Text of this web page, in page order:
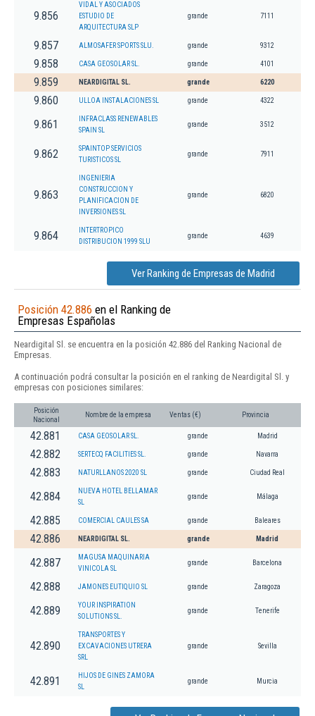
9.856
VIDAL Y ASOCIADOS
ESTUDIO DE
ARQUITECTURA SLP
grande 7111
9.857 ALMOSAFER SPORTS SLU. grande 9312
9.858 CASA GEOSOLAR SL. grande 4101
9.859 NEARDIGITAL SL. grande 6220
9.860 ULLOA INSTALACIONES SL grande 4322
9.861
INFRACLASS RENEWABLES
SPAIN SL
grande 3512
9.862
SPAINTOP SERVICIOS
TURISTICOS SL
grande 7911
9.863
INGENIERIA
CONSTRUCCION Y
PLANIFICACION DE
INVERSIONES SL
grande 6820
9.864
INTERTROPICO
DISTRIBUCION 1999 SLU
grande 4639
Ver Ranking de Empresas de Madrid
Posición 42.886 en el Ranking de
Empresas Españolas
Neardigital Sl. se encuentra en la posición 42.886 del Ranking Nacional de
Empresas.
A continuación podrá consultar la posición en el ranking de Neardigital Sl. y
empresas con posiciones similares:
Posición
Nacional
Nombre de la empresa Ventas (€) Provincia
42.881 CASA GEOSOLAR SL. grande Madrid
42.882 SERTECQ FACILITIES SL. grande Navarra
42.883 NATURLLANOS 2020 SL grande Ciudad Real
42.884
NUEVA HOTEL BELLAMAR
SL
grande Málaga
42.885 COMERCIAL CAULES SA grande Baleares
42.886 NEARDIGITAL SL. grande Madrid
42.887
MAGUSA MAQUINARIA
VINICOLA SL
grande Barcelona
42.888 JAMONES EUTIQUIO SL grande Zaragoza
42.889
YOUR INSPIRATION
SOLUTIONS SL.
grande Tenerife
42.890
TRANSPORTES Y
EXCAVACIONES UTRERA
SRL
grande Sevilla
42.891
HIJOS DE GINES ZAMORA
SL
grande Murcia